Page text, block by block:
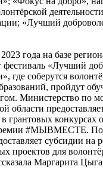
«Лучший
года на базе
«Лучший
где соберутся
пройдут
Министерство по
области
в грантовых конкурсах
#МЫВМЕСТЕ.
субсидии на
проектов для
Маргарита